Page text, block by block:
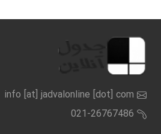
info [at] jadvalonline [dot] com
021-26767486